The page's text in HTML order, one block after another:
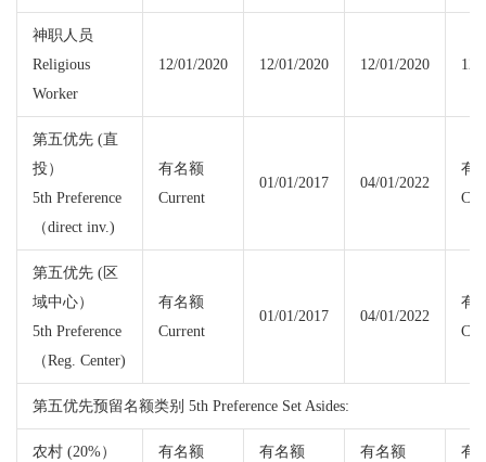
神职人员
Religious
Worker
12/01/2020 12/01/2020 12/01/2020 12/
第五优先 (直
投）
5th Preference
（direct inv.)
有名额
Current
01/01/2017 04/01/2022
有
第五优先 (区
域中心）
5th Preference
（Reg. Center)
有名额
Current
01/01/2017 04/01/2022
有
第五优先预留名额类别 5th Preference Set Asides:
农村 (20%）
有名额
有名额
有名额
有